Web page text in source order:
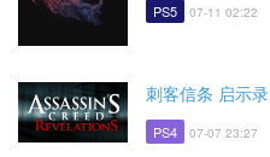
PS5 07-11 02:22
刺客信条 启示录
PS4 07-07 23:27